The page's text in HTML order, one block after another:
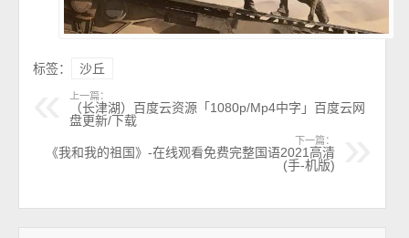
标签： 沙丘
上一篇：
（长津湖）百度云资源「1080p/Mp4中字」百度云网
盘更新/下载
下一篇：
《我和我的祖国》-在线观看免费完整国语2021高清
(手-机版)